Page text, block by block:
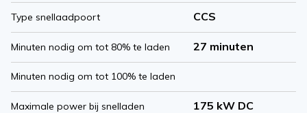
Type snellaadpoort CCS
Minuten nodig om tot 80% te laden 27 minuten
Minuten nodig om tot 100% te laden
Maximale power bij snelladen 175 kW DC